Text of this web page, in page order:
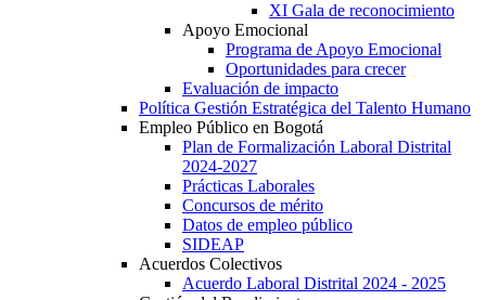
XI Gala de reconocimiento
Apoyo Emocional
Programa de Apoyo Emocional
Oportunidades para crecer
Evaluación de impacto
Política Gestión Estratégica del Talento Humano
Empleo Público en Bogotá
Plan de Formalización Laboral Distrital
2024-2027
Prácticas Laborales
Concursos de mérito
Datos de empleo público
SIDEAP
Acuerdos Colectivos
Acuerdo Laboral Distrital 2024 - 2025